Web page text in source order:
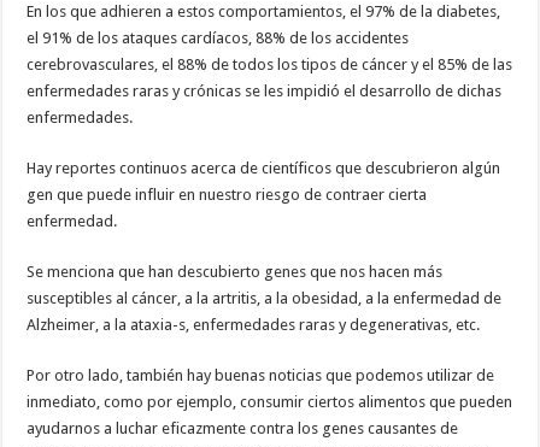
En los que adhieren a estos comportamientos, el 97% de la diabetes,
el 91% de los ataques cardíacos, 88% de los accidentes
cerebrovasculares, el 88% de todos los tipos de cáncer y el 85% de las
enfermedades raras y crónicas se les impidió el desarrollo de dichas
enfermedades.
Hay reportes continuos acerca de científicos que descubrieron algún
gen que puede influir en nuestro riesgo de contraer cierta
enfermedad.
Se menciona que han descubierto genes que nos hacen más
susceptibles al cáncer, a la artritis, a la obesidad, a la enfermedad de
Alzheimer, a la ataxia-s, enfermedades raras y degenerativas, etc.
Por otro lado, también hay buenas noticias que podemos utilizar de
inmediato, como por ejemplo, consumir ciertos alimentos que pueden
ayudarnos a luchar eficazmente contra los genes causantes de